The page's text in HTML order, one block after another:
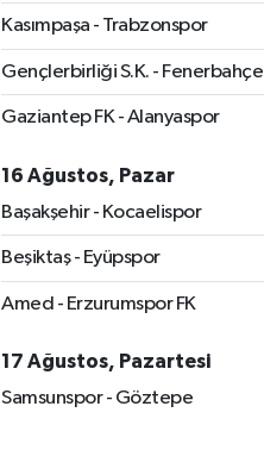
Kasımpaşa - Trabzonspor
Gençlerbirliği S.K. - Fenerbahçe
Gaziantep FK - Alanyaspor
16 Ağustos, Pazar
Başakşehir - Kocaelispor
Beşiktaş - Eyüpspor
Amed - Erzurumspor FK
17 Ağustos, Pazartesi
Samsunspor - Göztepe